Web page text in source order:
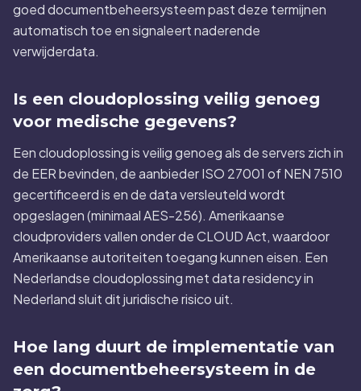
goed documentbeheersysteem past deze termijnen
automatisch toe en signaleert naderende
verwijderdata.
Is een cloudoplossing veilig genoeg
voor medische gegevens?
Een cloudoplossing is veilig genoeg als de servers zich in
de EER bevinden, de aanbieder ISO 27001 of NEN 7510
gecertificeerd is en de data versleuteld wordt
opgeslagen (minimaal AES-256). Amerikaanse
cloudproviders vallen onder de CLOUD Act, waardoor
Amerikaanse autoriteiten toegang kunnen eisen. Een
Nederlandse cloudoplossing met data residency in
Nederland sluit dit juridische risico uit.
Hoe lang duurt de implementatie van
een documentbeheersysteem in de